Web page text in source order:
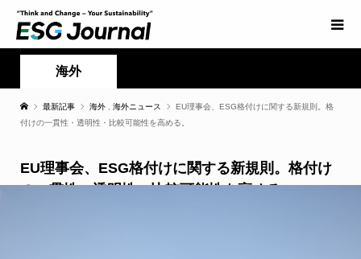
海外
最新記事 海外 海外ニュース
EU理事会、ESG格付けに関する新規則。格
付けの一貫性・透明性・比較可能性を高める。
EU理事会、ESG格付けに関する新規則。格付け
の一貫性・透明性・比較可能性を高める。